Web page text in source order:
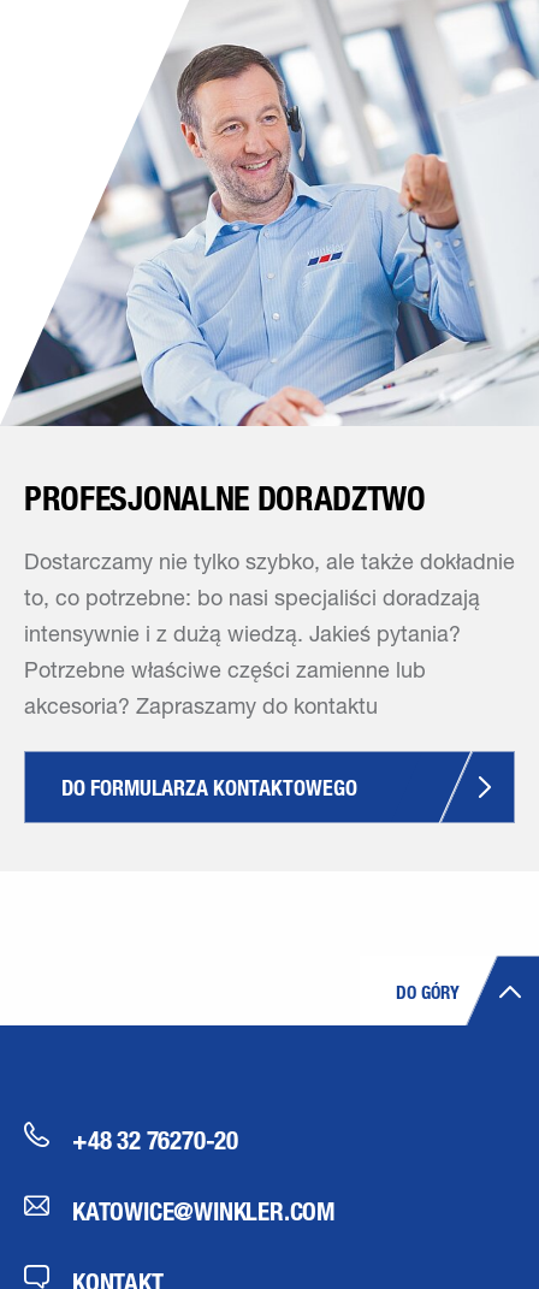
PROFESJONALNE DORADZTWO
Dostarczamy nie tylko szybko, ale także dokładnie
to, co potrzebne: bo nasi specjaliści doradzają
intensywnie i z dużą wiedzą. Jakieś pytania?
Potrzebne właściwe części zamienne lub
akcesoria? Zapraszamy do kontaktu
DO FORMULARZA KONTAKTOWEGO
DO GÓRY
+48 32 76270-20
KATOWICE@WINKLER.COM
KONTAKT